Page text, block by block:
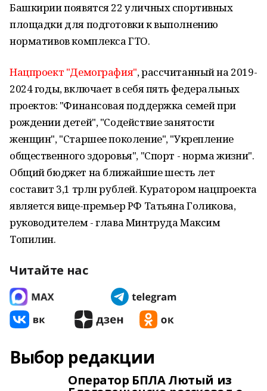
Башкирии появятся 22 уличных спортивных
площадки для подготовки к выполнению
нормативов комплекса ГТО.
Нацпроект "Демография", рассчитанный на 2019-
2024 годы, включает в себя пять федеральных
проектов: "Финансовая поддержка семей при
рождении детей", "Содействие занятости
женщин", "Старшее поколение", "Укрепление
общественного здоровья", "Спорт - норма жизни".
Общий бюджет на ближайшие шесть лет
составит 3,1 трлн рублей. Куратором нацпроекта
является вице-премьер РФ Татьяна Голикова,
руководителем - глава Минтруда Максим
Топилин.
Читайте нас
Выбор редакции
Оператор БПЛА Лютый из